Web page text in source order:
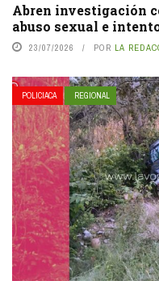
Abren investigación
abuso sexual e
23/07/2026 POR LA
POLICIACA REGIONAL